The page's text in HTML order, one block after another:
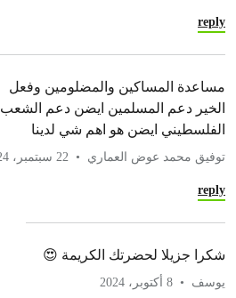
reply
مساعدة المساكين والمضلومين وفعل
الخير دعم المسلمين ايضن دعم الشعب
الفلسطيني ايضن هو اهم شي لدينا
توفيق محمد عوض العماري 22 سبتمبر، 2024
reply
شكرا جزيلا لحضرتك الكريمة 😍
يوسف 8 أكتوبر، 2024